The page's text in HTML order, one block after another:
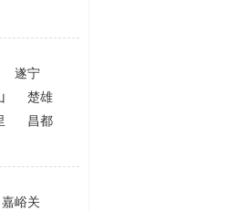
遂宁
楚雄
昌都
嘉峪关